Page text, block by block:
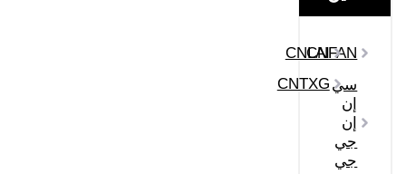
CNFAN
CNLAI
سي
إن
إن
جي
جي
CNTXG